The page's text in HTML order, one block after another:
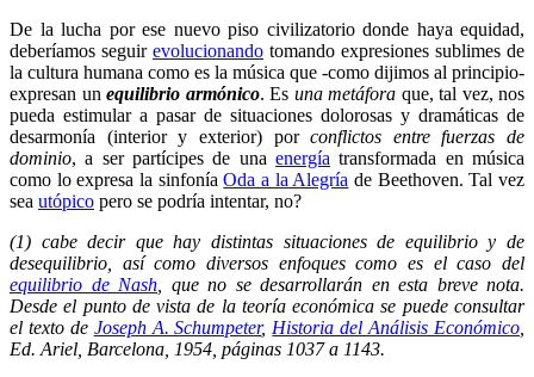
De la lucha por ese nuevo piso civilizatorio donde haya equidad,
deberíamos seguir evolucionando tomando expresiones sublimes de
la cultura humana como es la música que -como dijimos al principio-
expresan un equilibrio armónico. Es una metáfora que, tal vez, nos
pueda estimular a pasar de situaciones dolorosas y dramáticas de
desarmonía (interior y exterior) porconflictos entre fuerzas de
dominio, a ser partícipes de una energía transformada en música
como lo expresa la sinfoníaOda a la Alegría de Beethoven. Tal vez
sea utópico pero se podría intentar, no?
(1) cabe decir que hay distintas situaciones de equilibrio y de
desequilibrio, así como diversos enfoques como es el caso del
equilibrio de Nash , que no se desarrollarán en esta breve nota.
Desde el punto de vista de la teoría económica se puede consultar
el texto de Joseph A. Schumpeter, Historia del Análisis Económico
Ed. Ariel, Barcelona, 1954, páginas 1037 a 1143.